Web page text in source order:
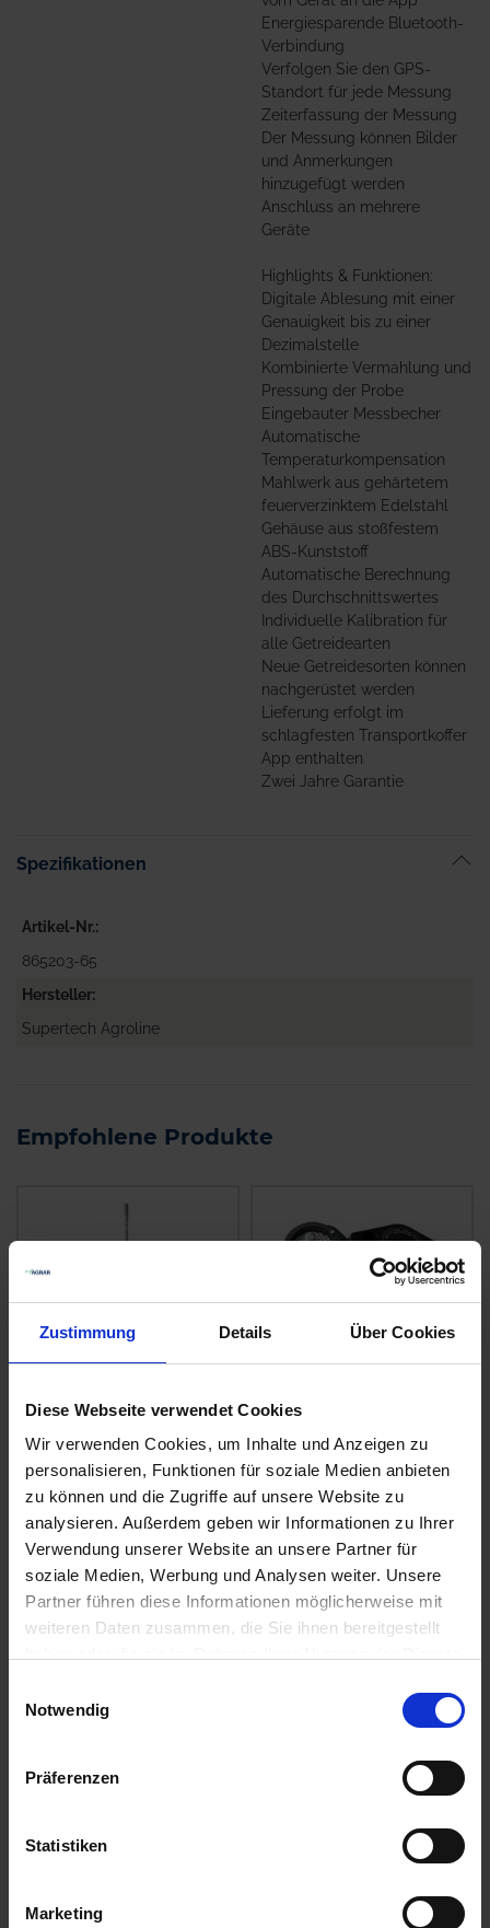
Zustimmung Details Über Cookies
Diese Webseite verwendet Cookies
Wir verwenden Cookies, um Inhalte und Anzeigen zu
personalisieren, Funktionen für soziale Medien anbieten
zu können und die Zugriffe auf unsere Website zu
analysieren. Außerdem geben wir Informationen zu Ihrer
Verwendung unserer Website an unsere Partner für
soziale Medien, Werbung und Analysen weiter. Unsere
Partner führen diese Informationen möglicherweise mit
weiteren Daten zusammen, die Sie ihnen bereitgestellt
Notwendig
Präferenzen
Statistiken
Marketing
Energiesparende Bluetooth-
Verbindung
Verfolgen Sie den GPS-
Standort für jede Messung
Zeiterfassung der Messung
Der Messung können Bilder
und Anmerkungen
hinzugefügt werden
Anschluss an mehrere
Geräte
Highlights & Funktionen:
Digitale Ablesung mit einer
Genauigkeit bis zu einer
Dezimalstelle
Kombinierte Vermahlung und
Pressung der Probe
Eingebauter Messbecher
Automatische
Temperaturkompensation
Mahlwerk aus gehärtetem
feuerverzinktem Edelstahl
Gehäuse aus stoßfestem
ABS-Kunststoff
Automatische Berechnung
des Durchschnittswertes
Individuelle Kalibration für
alle Getreidearten
Neue Getreidesorten können
nachgerüstet werden
Lieferung erfolgt im
schlagfesten Transportkoffer
App enthalten
Zwei Jahre Garantie
Spezifikationen
Artikel-Nr.
865203-65
Hersteller
Supertech Agroline
Empfohlene Produkte
Getreideproben-Stab
zzgl. MwSt.
308,91 € / St
IN DEN
WARENKORB
Getreidefeuchtemesser
zzgl. MwSt.
IN DEN
WARENKORB
zzgl. MwSt.
Pressol Auslaufrohr